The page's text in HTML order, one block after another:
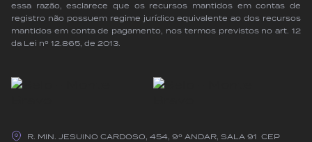
essa razão, esclarece que os recursos mantidos em contas de
registro não possuem regime jurídico equivalente ao dos recursos
mantidos em conta de pagamento, nos termos previstos no art. 12
da Lei nº 12.865, de 2013.
R. MIN. JESUINO CARDOSO, 454, 9º ANDAR, SALA 91 CEP